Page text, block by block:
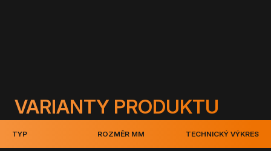
VARIANTY PRODUKTU
TYP ROZMĚR MM TECHNICKÝ VÝKRES